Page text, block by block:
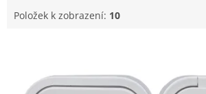
Položek k zobrazení: 10